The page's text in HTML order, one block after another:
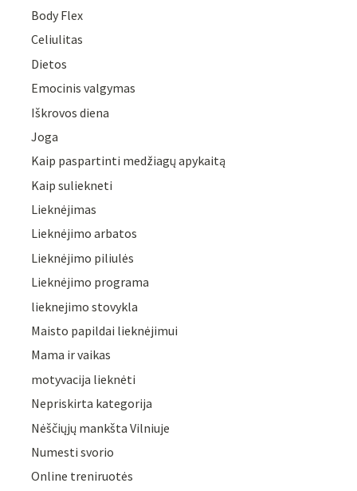
Body Flex
Celiulitas
Dietos
Emocinis valgymas
Iškrovos diena
Joga
Kaip paspartinti medžiagų apykaitą
Kaip suliekneti
Lieknėjimas
Lieknėjimo arbatos
Lieknėjimo piliulės
Lieknėjimo programa
lieknejimo stovykla
Maisto papildai lieknėjimui
Mama ir vaikas
motyvacija lieknėti
Nepriskirta kategorija
Nėščiųjų mankšta Vilniuje
Numesti svorio
Online treniruotės